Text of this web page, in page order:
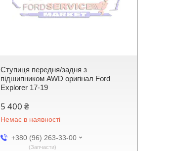
Ступиця передня/задня з
підшипником AWD оригінал Ford
Explorer 17-19
5 400 ₴
Немає в наявності
+380 (96) 263-33-00
Запчасти